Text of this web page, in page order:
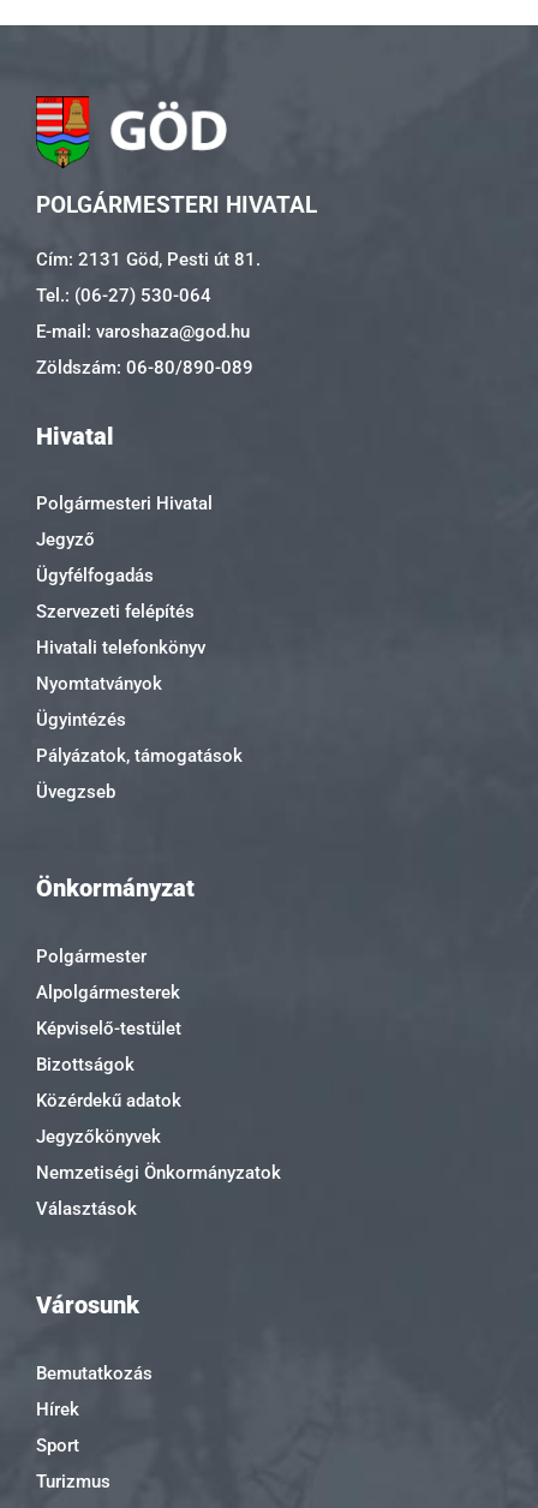
POLGÁRMESTERI HIVATAL
Cím: 2131 Göd, Pesti út 81.
Tel.: (06-27) 530-064
E-mail: varoshaza@god.hu
Zöldszám: 06-80/890-089
Hivatal
Polgármesteri Hivatal
Jegyző
Ügyfélfogadás
Szervezeti felépítés
Hivatali telefonkönyv
Nyomtatványok
Ügyintézés
Pályázatok, támogatások
Üvegzseb
Önkormányzat
Polgármester
Alpolgármesterek
Képviselő-testület
Bizottságok
Közérdekű adatok
Jegyzőkönyvek
Nemzetiségi Önkormányzatok
Választások
Városunk
Bemutatkozás
Hírek
Sport
Turizmus